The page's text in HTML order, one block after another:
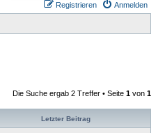
Anmelden
Registrieren
Die Suche ergab 2 Treffer • Seite 1 von 1
Letzter Beitrag